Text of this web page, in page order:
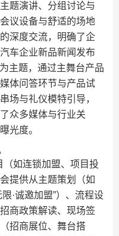
题演讲、分组讨论与
议设备与舒适的场地
深度交流，明确了企
车企业新品新闻发布
主题，通过主舞台产品
体问答环节与产品试
场与礼仪模特引导，
众多媒体与行业关
光度。
如连锁加盟、项目投
提供从主题策划（如
限·诚邀加盟”）、流程设
商政策解读、现场签
招商展位、舞台搭